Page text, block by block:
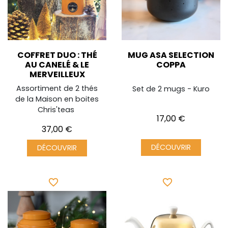
COFFRET DUO : THÉ
AU CANELÉ & LE
MERVEILLEUX
Assortiment de 2 thés
de la Maison en boites
Chris'teas
Prix
37,00 €
DÉCOUVRIR
MUG ASA SELECTION
COPPA
Set de 2 mugs - Kuro
Prix
17,00 €
DÉCOUVRIR
favorite_border favorite_border